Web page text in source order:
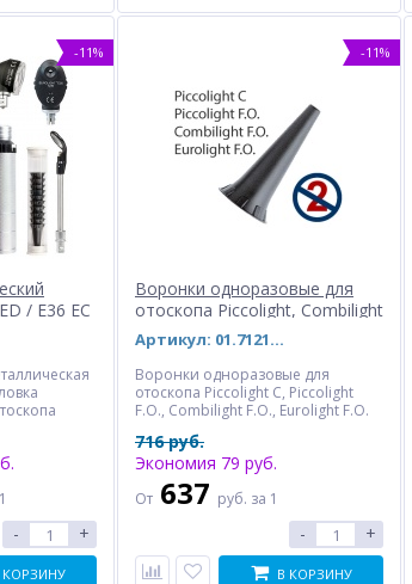
-11%
/ E36 ЕС
Е36
(пять
типа "Click".
3,5В,
зарядка
- +
КОРЗИНУ
-11%
Воронки одноразовые для
отоскопа Piccolight, Combilight
F.O., Eurolight F.O.Артикул: 01.71211.002
Воронки одноразовые для
отоскопа Piccolight С, Piccolight
F.O., Combilight F.O., Eurolight F.O.
упаковке.
716 руб.
Экономия 79 руб.
От 637 руб. за 1
- +
В КОРЗИНУ